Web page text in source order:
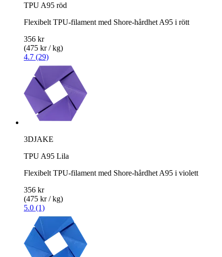
TPU A95 röd
Flexibelt TPU-filament med Shore-hårdhet A95 i rött
356 kr
(475 kr / kg)
4.7 (29)
3DJAKE
TPU A95 Lila
Flexibelt TPU-filament med Shore-hårdhet A95 i violett
356 kr
(475 kr / kg)
5.0 (1)